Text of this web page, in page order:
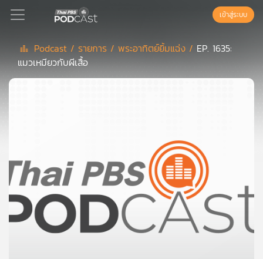
Podcast
แนะนำ
เพล
ย์
เข้าสู่ระบบ
Podcast / รายการ /พระอาทิตย์ยิ้มแฉ่ง / EP. 1635:
แมวเหมียวกับผีเสื้อ